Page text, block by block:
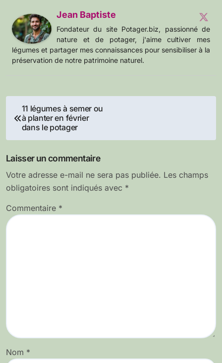
Jean Baptiste
Fondateur du site Potager.biz, passionné de
nature et de potager, j'aime cultiver mes
légumes et partager mes connaissances pour sensibiliser à la
préservation de notre patrimoine naturel.
Navigation
de
l’article
11 légumes à semer ou
à planter en février
dans le potager
Laisser un commentaire
Votre adresse e-mail ne sera pas publiée. Les champs
obligatoires sont indiqués avec *
Commentaire *
Nom *